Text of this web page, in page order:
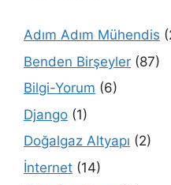
Adım Adım Mühendis
Benden Birşeyler (87)
Bilgi-Yorum (6)
Django (1)
Doğalgaz Altyapı (2)
İnternet (14)